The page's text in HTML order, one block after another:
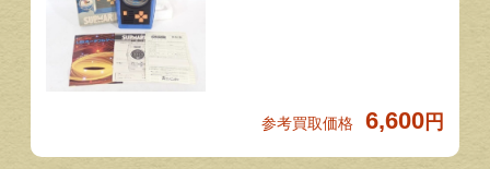
参考買取価格 6,600 円